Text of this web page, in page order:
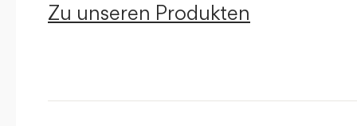
Zu unseren Produkten